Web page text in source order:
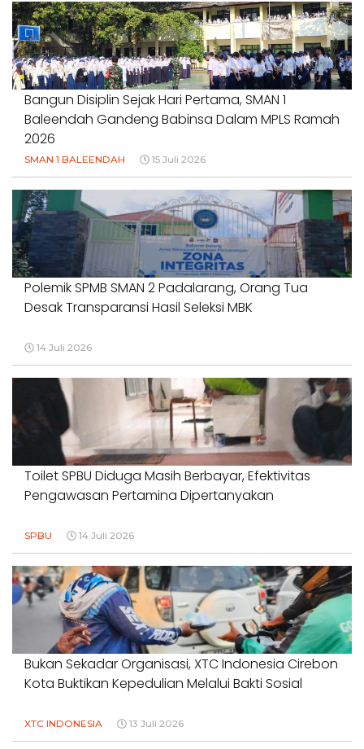
#HAKPETANI #KEADILANUNTUKPETANI
#NORMALISASISALURAN #IRIGASIRUSAK
#DUGAANPENCEMARAN #AKUNTABILITASPEMERINTAH
18 Juli 2026
Bangun Disiplin Sejak Hari Pertama, SMAN 1
Baleendah Gandeng Babinsa Dalam MPLS Ramah
2026
SMAN 1 BALEENDAH 15 Juli 2026
Polemik SPMB SMAN 2 Padalarang, Orang Tua
Desak Transparansi Hasil Seleksi MBK
14 Juli 2026
Toilet SPBU Diduga Masih Berbayar, Efektivitas
Pengawasan Pertamina Dipertanyakan
SPBU 14 Juli 2026
Bukan Sekadar Organisasi, XTC Indonesia Cirebon
Kota Buktikan Kepedulian Melalui Bakti Sosial
XTC INDONESIA 13 Juli 2026